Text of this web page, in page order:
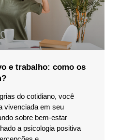
e trabalho: como os
do cotidiano, você
vivenciada em seu
sobre bem-estar
a psicologia positiva